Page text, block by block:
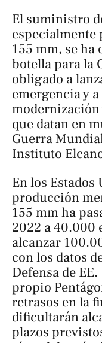
El suministro
especialmente
155 mm, se
botella para la
obligado a
emergencia y
que datan en
Guerra
Instituto
En los Estados
producción
155 mm ha
2022 a 40.000
alcanzar
con los datos
Defensa de
propio
retrasos en la
dificultarán
plazos